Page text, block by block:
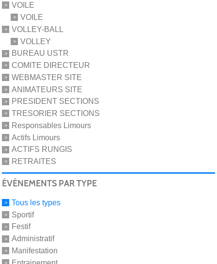
VOILE
VOILE
VOLLEY-BALL
VOLLEY
BUREAU USTR
COMITE DIRECTEUR
WEBMASTER SITE
ANIMATEURS SITE
PRESIDENT SECTIONS
TRESORIER SECTIONS
Responsables Limours
Actifs Limours
ACTIFS RUNGIS
RETRAITES
ÉVÉNEMENTS PAR TYPE
Tous les types
Sportif
Festif
Administratif
Manifestation